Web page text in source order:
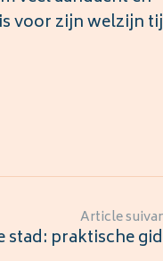
voor zijn welzijn
Article
stad: praktische